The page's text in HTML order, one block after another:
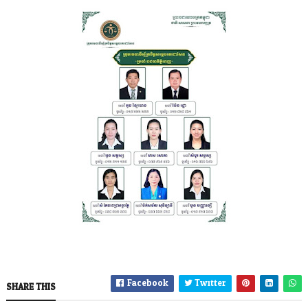
SHARE THIS Facebook Twitter